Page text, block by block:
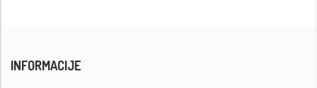
INFORMACIJE